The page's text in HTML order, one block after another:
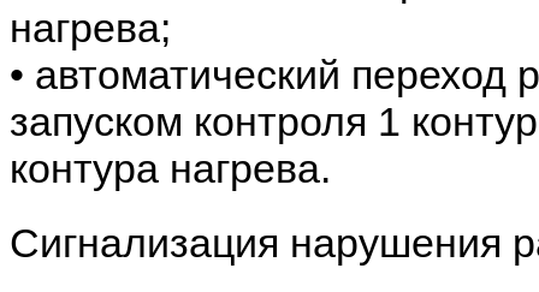
нагрева;
• автоматический
запуском контроля 1
контура нагрева.
Сигнализация нарушения